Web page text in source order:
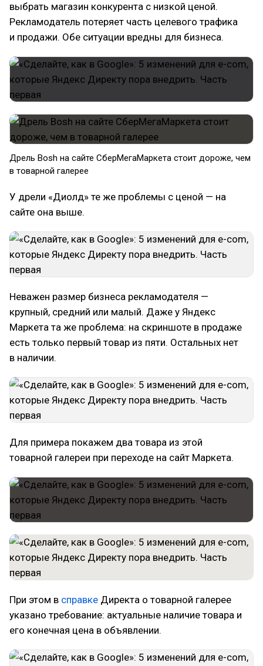
выбрать магазин конкурента с низкой ценой.
Рекламодатель потеряет часть целевого трафика
и продажи. Обе ситуации вредны для бизнеса.
Дрель Bosh на сайте СберМегаМаркета стоит дороже, чем
в товарной галерее
У дрели «Диолд» те же проблемы с ценой — на
сайте она выше.
Неважен размер бизнеса рекламодателя —
крупный, средний или малый. Даже у Яндекс
Маркета та же проблема: на скриншоте в продаже
есть только первый товар из пяти. Остальных нет
в наличии.
Для примера покажем два товара из этой
товарной галереи при переходе на сайт Маркета.
При этом в справке Директа о товарной галерее
указано требование: актуальные наличие товара и
его конечная цена в объявлении.